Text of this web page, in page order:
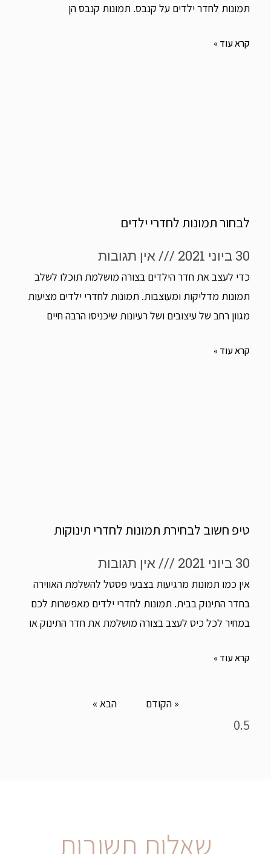
תמונות לחדר ילדים על קנבס. תמונות קנבס הן
קרא עוד »
לבחור תמונות לחדרי ילדים
30 ביוני 2021 אין תגובות
כדי לעצב את חדר הילדים בצורה מושלמת תוכלו לשלב
תמונות מדליקות ומעוצבות. תמונות לחדרי ילדים מציעות
מגוון רחב של עיצובים ושל רעיונות שיכניסו הרבה חיים
קרא עוד »
טיפ חשוב לבחירת תמונות לחדרי תינוקות
30 ביוני 2021 אין תגובות
אין כמו תמונות מרגיעות בצבעי פסטל להשלמת האווירה
בחדר התינוק בבית. תמונות לחדרי ילדים מאפשרות לכם
במחיר לכל כיס לעצב בצורה מושלמת את חדר התינוק או
קרא עוד »
« הקודם הבא »
שאלות תשובות